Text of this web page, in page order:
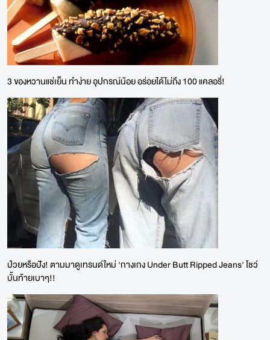
3 ของหวานแช่เย็น ทำง่าย อุปกรณ์น้อย อร่อยได้ไม่ถึง 100 แคลอรี่!
ป่วยหรือปัง! ตามมาดูเทรนด์ใหม่ 'กางเกง Under Butt Ripped Jeans' โชว์
บั้นท้ายเบาๆ!!